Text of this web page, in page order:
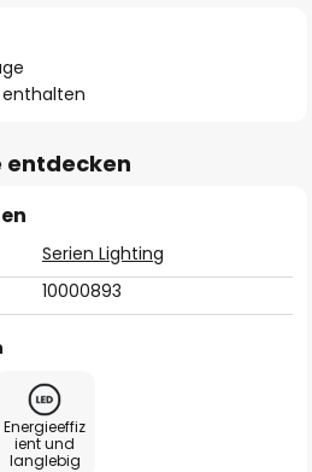
enthalten
entdecken
Serien Lighting
10000893
Energieeffiz
ient und
langlebig